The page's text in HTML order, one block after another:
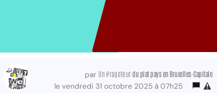
par Un #ragoteur du plat pays en Bruxelles-Capitale
le vendredi 31 octobre 2025 à 07h25